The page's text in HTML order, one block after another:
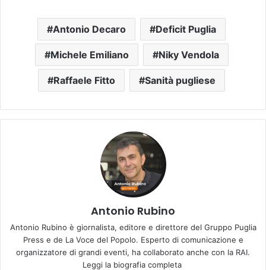
Antonio Decaro Deficit Puglia
Michele Emiliano Niky Vendola
Raffaele Fitto Sanità pugliese
Antonio Rubino
Antonio Rubino è giornalista, editore e direttore del Gruppo Puglia
Press e de La Voce del Popolo. Esperto di comunicazione e
organizzatore di grandi eventi, ha collaborato anche con la RAI.
Leggi la biografia completa